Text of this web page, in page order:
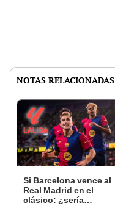
NOTAS RELACIONADAS
Si Barcelona vence al
Real Madrid en el
clásico: ¿sería